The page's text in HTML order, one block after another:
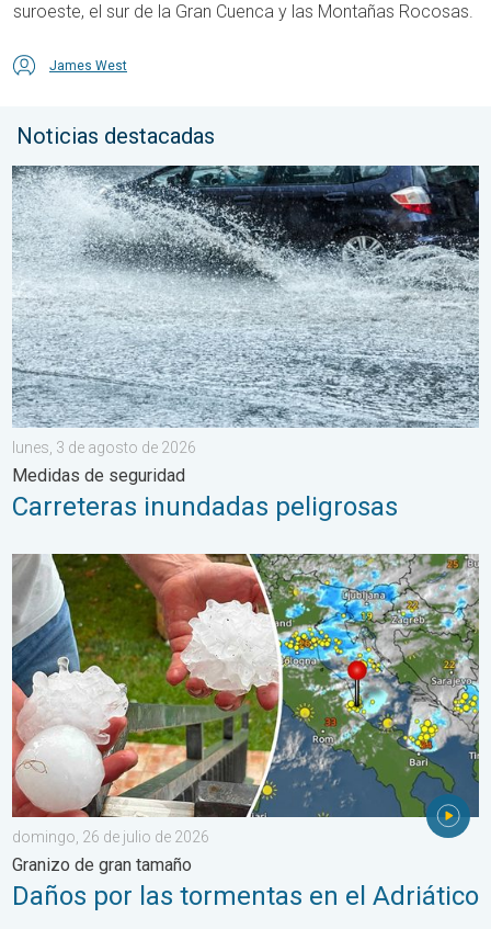
suroeste, el sur de la Gran Cuenca y las Montañas Rocosas.
James West
Noticias destacadas
Carreteras inundadas peligrosas. Medidas de seguridad. . .
lunes, 3 de agosto de 2026
Medidas de seguridad
Carreteras inundadas peligrosas
Daños por las tormentas en el Adriático. Granizo de gran
domingo, 26 de julio de 2026
Granizo de gran tamaño
Daños por las tormentas en el Adriático